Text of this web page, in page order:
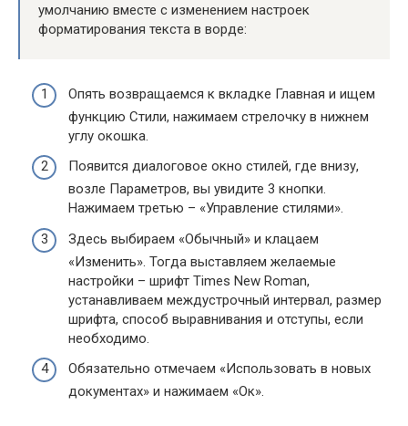
умолчанию вместе с изменением настроек
форматирования текста в ворде:
Опять возвращаемся к вкладке Главная и ищем
функцию Стили, нажимаем стрелочку в нижнем
углу окошка.
Появится диалоговое окно стилей, где внизу,
возле Параметров, вы увидите 3 кнопки.
Нажимаем третью – «Управление стилями».
Здесь выбираем «Обычный» и клацаем
«Изменить». Тогда выставляем желаемые
настройки – шрифт Times New Roman,
устанавливаем междустрочный интервал, размер
шрифта, способ выравнивания и отступы, если
необходимо.
Обязательно отмечаем «Использовать в новых
документах» и нажимаем «Ок».